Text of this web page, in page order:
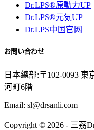
Dr.LPS®原動力UP
Dr.LPS®元気UP
Dr.LPS中国官网
お問い合わせ
日本總部:〒102-0093
河町6階
Email: sl@drsanli.com
Copyright © 2026 - 三茘